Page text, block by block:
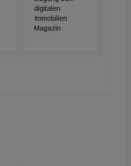
digitalen
Immobilien
Magazin